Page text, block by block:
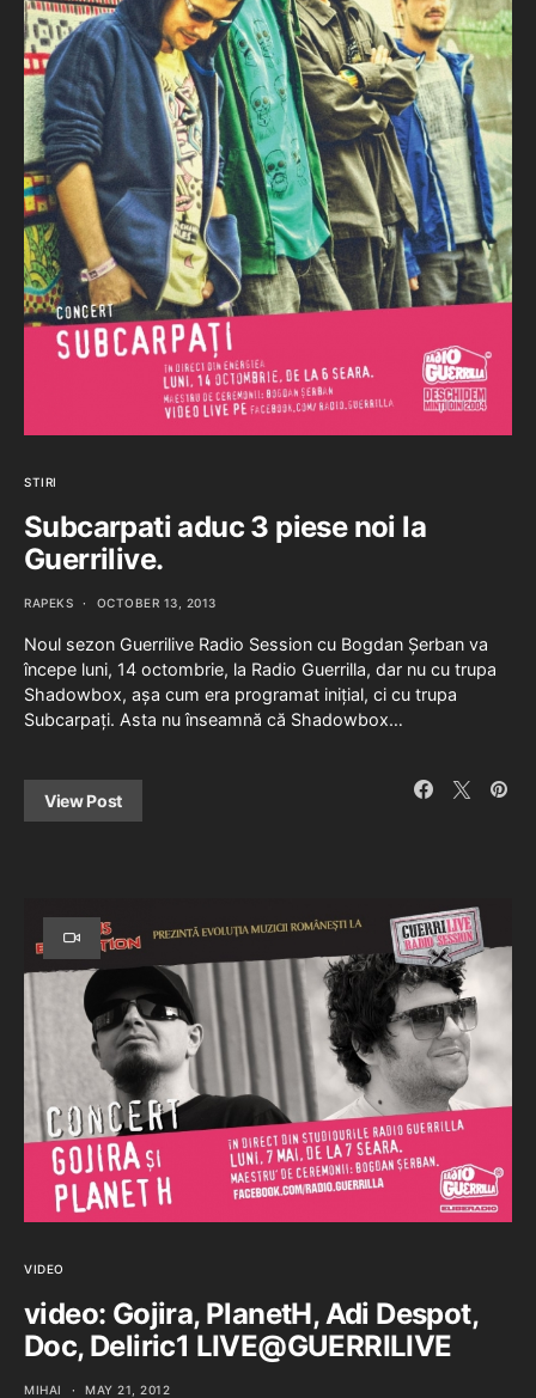
STIRI
Subcarpati aduc 3 piese noi la
Guerrilive.
RAPEKS OCTOBER 13, 2013
Noul sezon Guerrilive Radio Session cu Bogdan Șerban va
începe luni, 14 octombrie, la Radio Guerrilla, dar nu cu trupa
Shadowbox, așa cum era programat inițial, ci cu trupa
Subcarpați. Asta nu înseamnă că Shadowbox…
View Post
VIDEO
video: Gojira, PlanetH, Adi Despot,
Doc, Deliric1 LIVE@GUERRILIVE
MIHAI MAY 21, 2012